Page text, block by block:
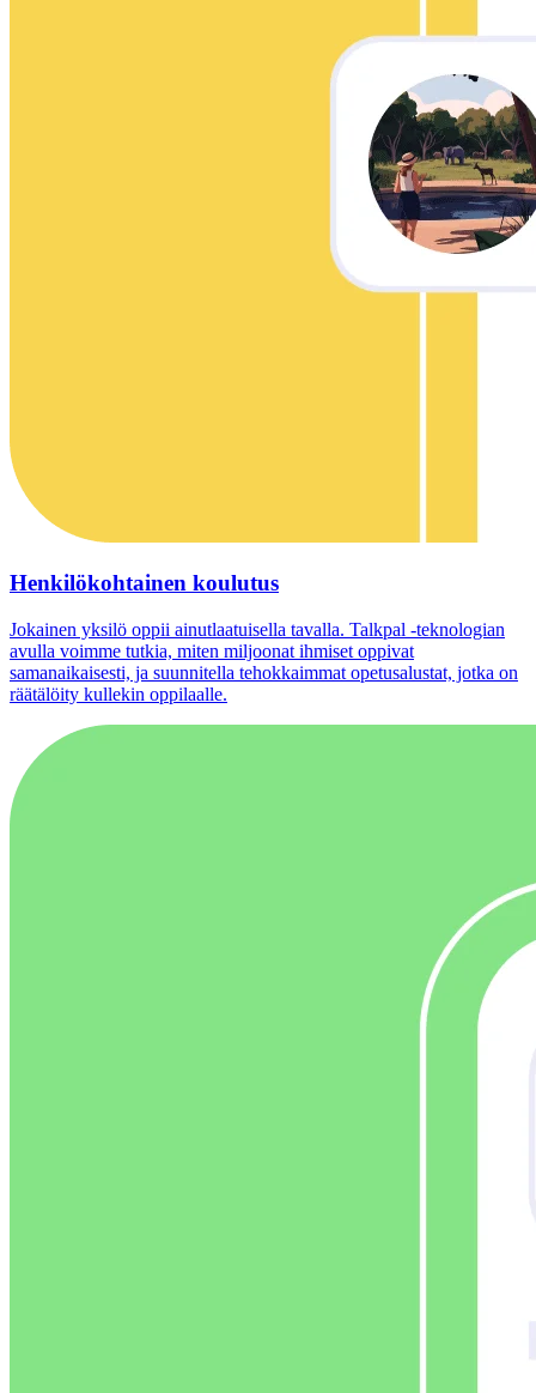
Henkilökohtainen koulutus
Jokainen yksilö oppii ainutlaatuisella tavalla. Talkpal -teknologian
avulla voimme tutkia, miten miljoonat ihmiset oppivat
samanaikaisesti, ja suunnitella tehokkaimmat opetusalustat, jotka on
räätälöity kullekin oppilaalle.